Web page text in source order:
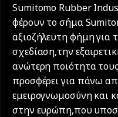
Sumitomo Rubber
φέρουν το σήμα
αξιοζήλευτη φήμη για
σχεδίαση,την
ανώτερη ποιότητα
προσφέρει για πάνω
εμειρογνωμοσύνη και
στην ευρώπη,που